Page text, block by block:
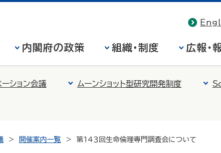
内閣府の政策 組織・制度 広報・
ーション会議 ムーンショット型研究開発制度
開催案内一覧 第１４３回生命倫理専門調査会について